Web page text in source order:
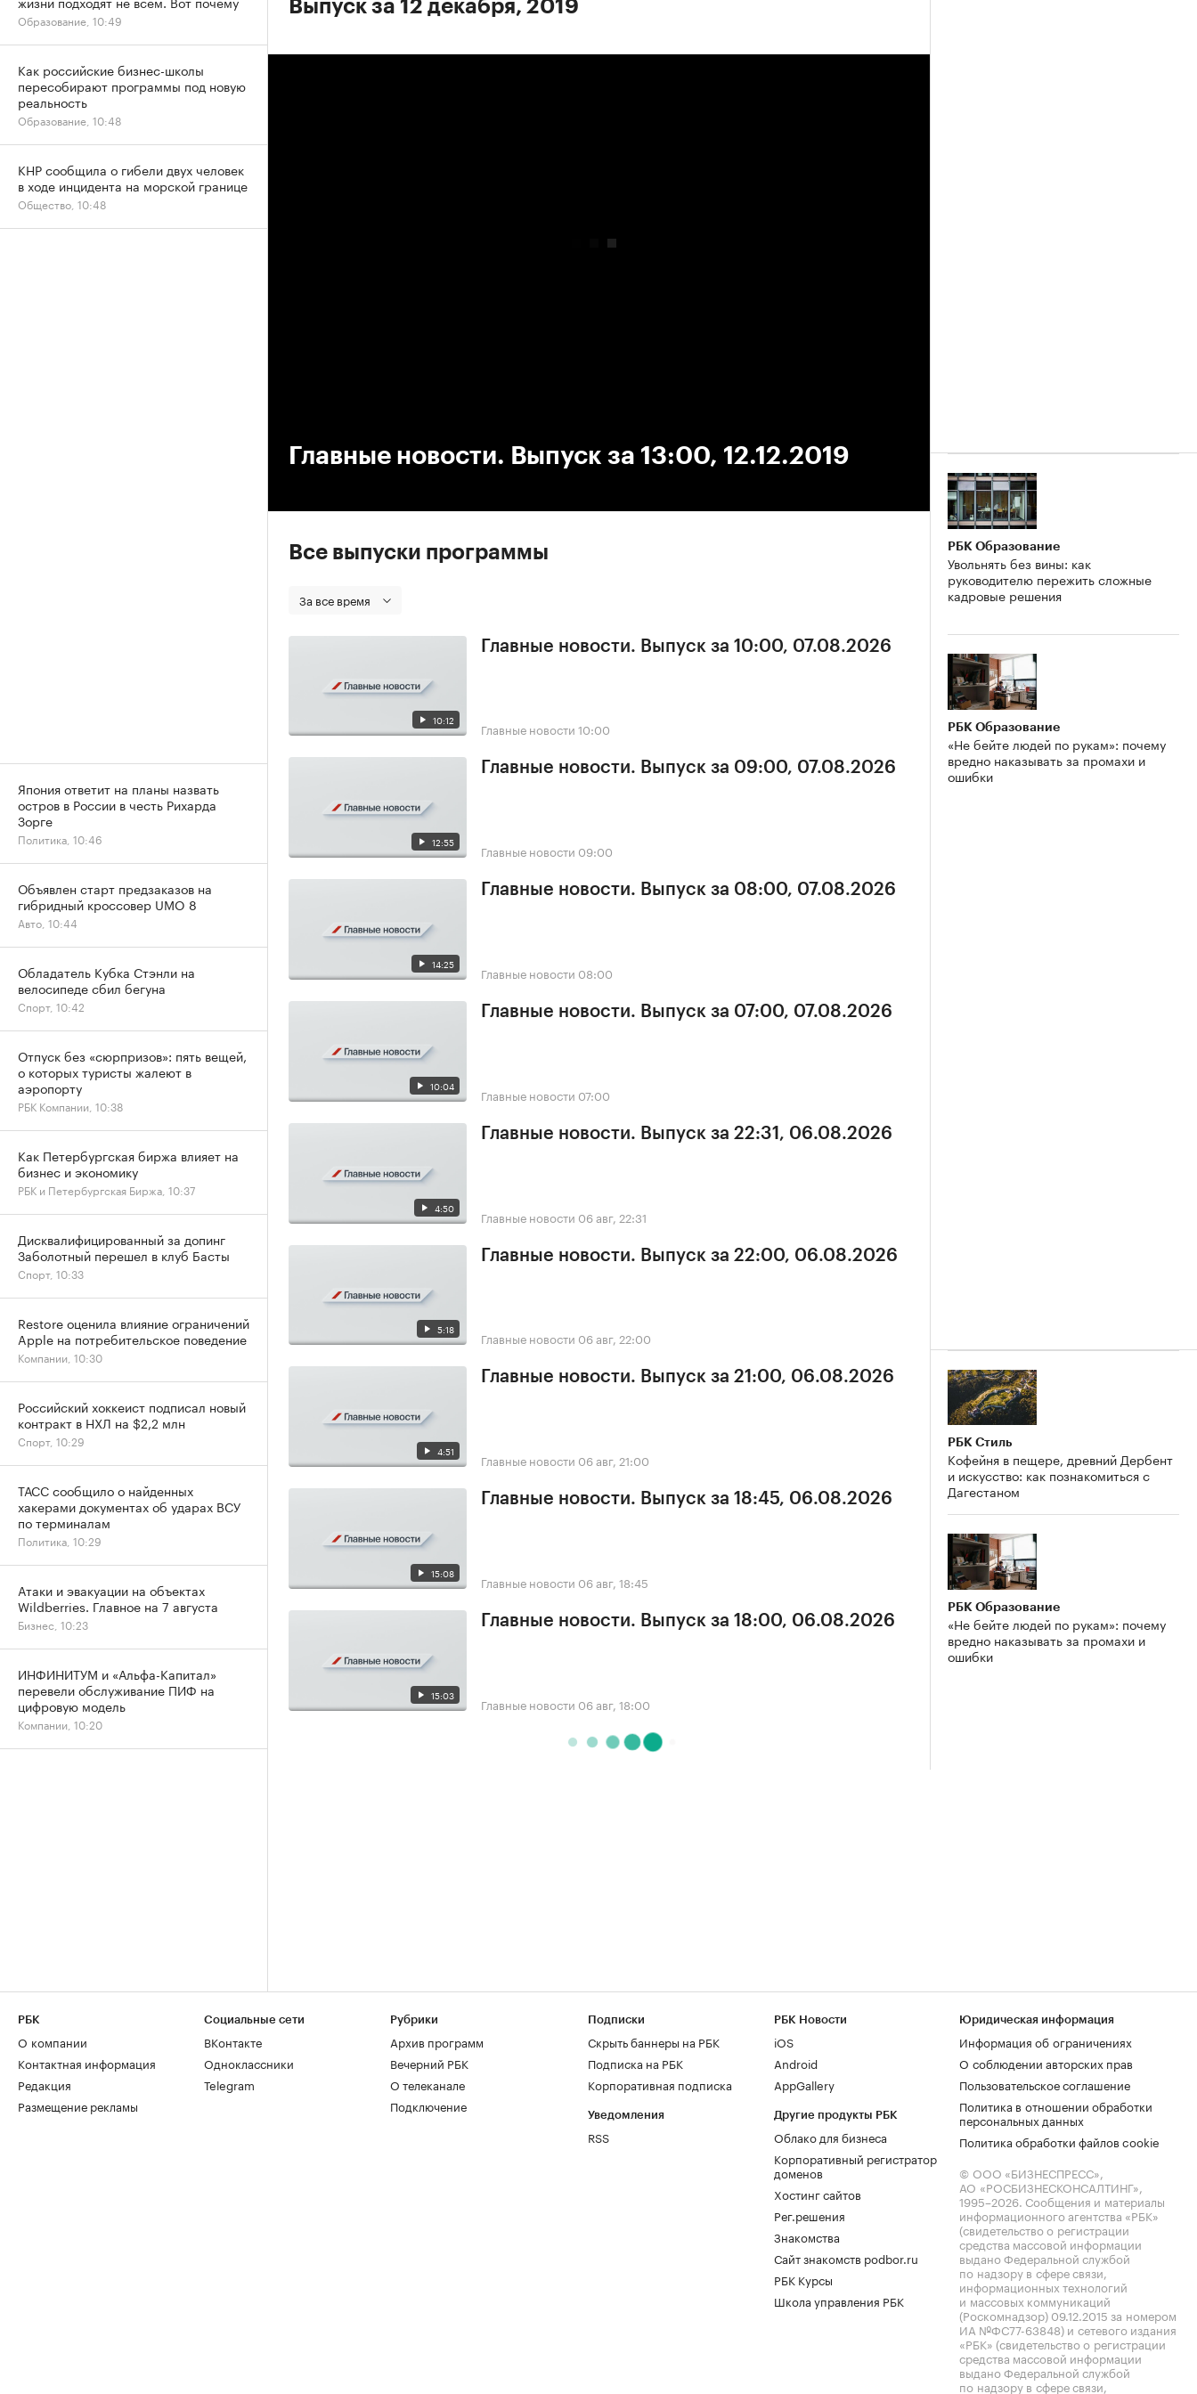
Выпуск за 12 декабря, 2019
Главные новости. Выпуск за 13:00, 12.12.2019
Все выпуски программы
За все время
10:12
Главные новости. Выпуск за 10:00, 07.08.2026
Главные новости 10:00
12:55
Главные новости. Выпуск за 09:00, 07.08.2026
Главные новости 09:00
14:25
Главные новости. Выпуск за 08:00, 07.08.2026
Главные новости 08:00
10:04
Главные новости. Выпуск за 07:00, 07.08.2026
Главные новости 07:00
4:50
Главные новости. Выпуск за 22:31, 06.08.2026
Главные новости 06 авг, 22:31
5:18
Главные новости. Выпуск за 22:00, 06.08.2026
Главные новости 06 авг, 22:00
4:51
Главные новости. Выпуск за 21:00, 06.08.2026
Главные новости 06 авг, 21:00
15:08
Главные новости. Выпуск за 18:45, 06.08.2026
Главные новости 06 авг, 18:45
15:03
Главные новости. Выпуск за 18:00, 06.08.2026
Главные новости 06 авг, 18:00
РБК Образование
Увольнять без вины: как
руководителю пережить сложные
кадровые решения
РБК Образование
«Не бейте людей по рукам»: почему
вредно наказывать за промахи и
ошибки
РБК Стиль
Кофейня в пещере, древний Дербент
и искусство: как познакомиться с
Дагестаном
РБК Образование
«Не бейте людей по рукам»: почему
вредно наказывать за промахи и
ошибки
Образование, 10:49
Как российские бизнес-школы
пересобирают программы под новую
реальность
Образование, 10:48
КНР сообщила о гибели двух человек
в ходе инцидента на морской границе
Общество, 10:48
Япония ответит на планы назвать
остров в России в честь Рихарда
Зорге
Политика, 10:46
Объявлен старт предзаказов на
гибридный кроссовер UMO 8
Авто, 10:44
Обладатель Кубка Стэнли на
велосипеде сбил бегуна
Спорт, 10:42
Отпуск без «сюрпризов»: пять вещей,
о которых туристы жалеют в
аэропорту
РБК Компании, 10:38
Как Петербургская биржа влияет на
бизнес и экономику
РБК и Петербургская Биржа, 10:37
Дисквалифицированный за допинг
Заболотный перешел в клуб Басты
Спорт, 10:33
Restore оценила влияние ограничений
Apple на потребительское поведение
Компании, 10:30
Российский хоккеист подписал новый
контракт в НХЛ на $2,2 млн
Спорт, 10:29
ТАСС сообщило о найденных
хакерами документах об ударах ВСУ
по терминалам
Политика, 10:29
Атаки и эвакуации на объектах
Wildberries. Главное на 7 августа
Бизнес, 10:23
ИНФИНИТУМ и «Альфа-Капитал»
перевели обслуживание ПИФ на
цифровую модель
Компании, 10:20
РБК
О компании
Контактная информация
Редакция
Размещение рекламы
Социальные сети
ВКонтакте
Одноклассники
Telegram
Рубрики
Архив программ
Вечерний РБК
О телеканале
Подключение
Подписки
Скрыть баннеры на РБК
Подписка на РБК
Корпоративная подписка
Уведомления
RSS
РБК Новости
iOS
Android
AppGallery
Другие продукты РБК
Облако для бизнеса
Корпоративный регистратор
доменов
Хостинг сайтов
Рег.решения
Знакомства
Сайт знакомств podbor.ru
РБК Курсы
Школа управления РБК
Юридическая информация
Информация об ограничениях
О соблюдении авторских прав
Пользовательское соглашение
Политика в отношении обработки
персональных данных
Политика обработки файлов cookie
© ООО «БИЗНЕСПРЕСС»,
АО «РОСБИЗНЕСКОНСАЛТИНГ»,
1995–2026. Сообщения и материалы
информационного агентства «РБК»
(свидетельство о регистрации
средства массовой информации
выдано Федеральной службой
по надзору в сфере связи,
информационных технологий
и массовых коммуникаций
(Роскомнадзор) 09.12.2015 за номером
ИА №ФС77-63848) и сетевого издания
«РБК» (свидетельство о регистрации
средства массовой информации
выдано Федеральной службой
по надзору в сфере связи,